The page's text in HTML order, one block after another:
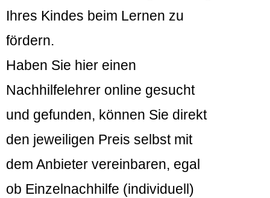
Ihres Kindes beim Lernen zu
fördern.
Haben Sie hier einen
Nachhilfelehrer online gesucht
und gefunden, können Sie direkt
den jeweiligen Preis selbst mit
dem Anbieter vereinbaren, egal
ob Einzelnachhilfe (individuell)